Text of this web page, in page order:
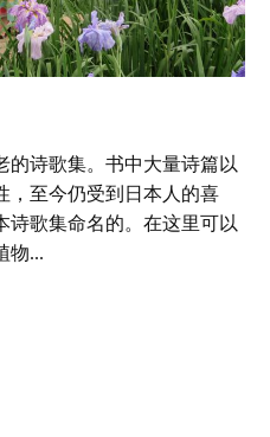
的诗歌集。书中大量诗篇以
，至今仍受到日本人的喜
诗歌集命名的。在这里可以
物...